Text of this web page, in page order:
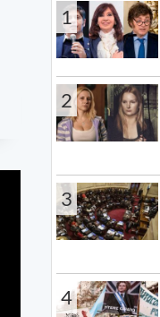
1
2
3
4